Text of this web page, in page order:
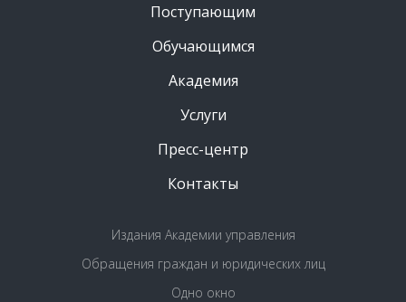
Поступающим
Обучающимся
Академия
Услуги
Пресс-центр
Контакты
Издания Академии управления
Обращения граждан и юридических лиц
Одно окно